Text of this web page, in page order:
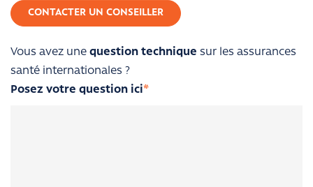
CONTACTER UN CONSEILLER
Vous avez une question technique sur les assurances
santé internationales ?
Posez votre question ici*